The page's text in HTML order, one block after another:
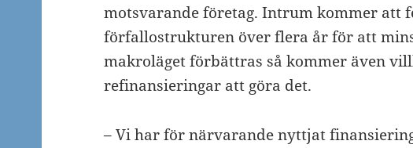
motsvarande företag. Intrum kommer att
förfallostrukturen över flera år för att
makroläget förbättras så kommer även
refinansieringar att göra det.
– Vi har för närvarande nyttjat